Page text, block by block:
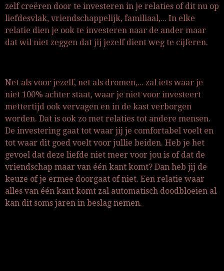
zelf creëren door te investeren in je relaties of dit nu op
liefdesvlak, vriendschappelijk, familiaal,... In elke
relatie dien je ook te investeren naar de ander maar
dat wil niet zeggen dat jij jezelf dient weg te cijferen.
Net als voor jezelf, net als dromen,... zal iets waar je
niet 100% achter staat, waar je niet voor investeert
mettertijd ook vervagen en in de kast verborgen
worden. Dat is ook zo met relaties tot andere mensen.
De investering gaat tot waar jij je comfortabel voelt en
tot waar dit goed voelt voor jullie beiden. Heb je het
gevoel dat deze liefde niet meer voor jou is of dat de
vriendschap maar van één kant komt? Dan heb jij de
keuze of je ermee doorgaat of niet. Een relatie waar
alles van één kant komt zal automatisch doodbloeien al
kan dit soms jaren in beslag nemen.